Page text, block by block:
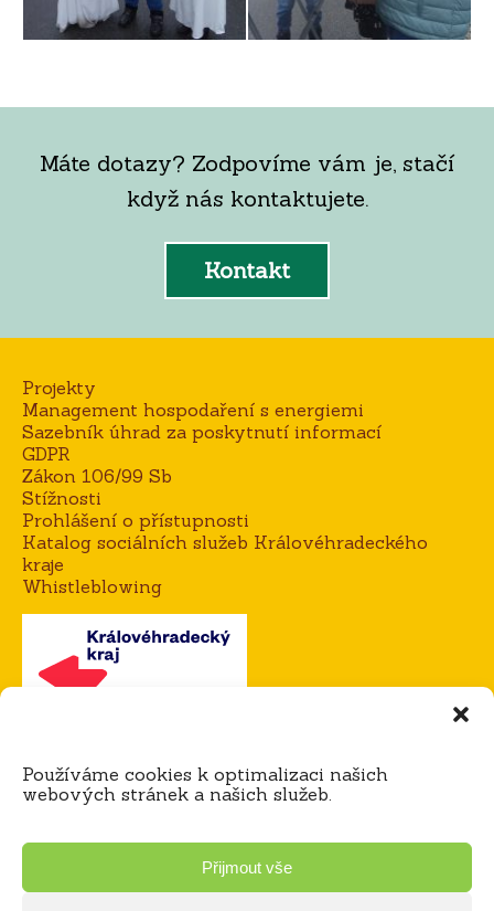
Používáme cookies k optimalizaci našich
webových stránek a našich služeb.
Přijmout vše
Máte dotazy? Zodpovíme vám je, stačí
když nás kontaktujete.
Kontakt
Projekty
Management hospodaření s energiemi
Sazebník úhrad za poskytnutí informací
GDPR
Zákon 106/99 Sb
Stížnosti
Prohlášení o přístupnosti
Katalog sociálních služeb Královéhradeckého
kraje
Whistleblowing
Mgr. Alena Goisová, ředitelka domova
tel.:604 273 183 / 725 921 365
Bc. Miloš Čihák, zástupce ředitele
tel.: